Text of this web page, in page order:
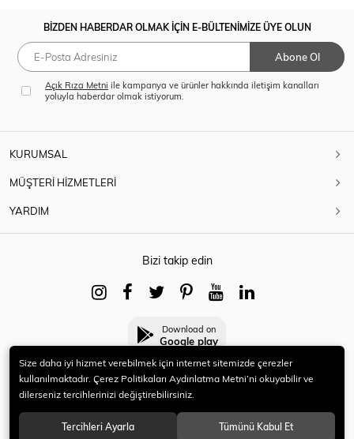
BİZDEN HABERDAR OLMAK İÇİN E-BÜLTENİMİZE ÜYE OLUN
Abone Ol
Açık Rıza Metni ile kampanya ve ürünler hakkında iletişim kanalları
yoluyla haberdar olmak istiyorum.
KURUMSAL
MÜŞTERİ HİZMETLERİ
YARDIM
Bizi takip edin
Download on
Google play
© 2021 HERYENİ. Tüm hakları saklıdır.
Size daha iyi hizmet verebilmek için internet sitemizde çerezler
kullanılmaktadır. Çerez Politikaları Aydınlatma Metni’ni okuyabilir ve
dilerseniz tercihlerinizi değiştirebilirsiniz.
Tercihleri Ayarla Tümünü Kabul Et